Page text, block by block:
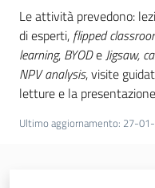
Assemblea
Attività
Le attività prevedono:
di esperti, flipped
learning, BYODeJigsaw,
NPV analysis, visite
letture e la
Ultimo aggiornamento: 27-